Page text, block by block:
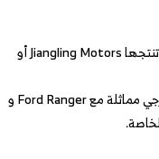
JMC فيقاس هي شاحنة بيك آب متوسطة الحجم تنتجها Jiangling Motors أو
تشترك بيك أب JMC فيقاس في عناصر تصميم خارجي مماثلة مع Ford Ranger و